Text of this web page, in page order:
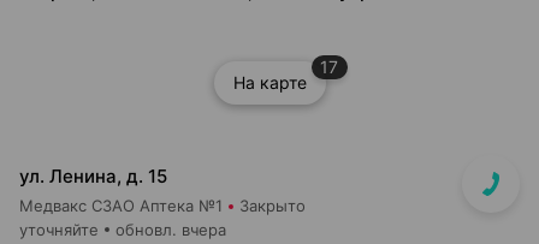
На карте
17
ул. Ленина, д. 15
Медвакс СЗАО Аптека №1 Закрыто
уточняйте обновл. вчера